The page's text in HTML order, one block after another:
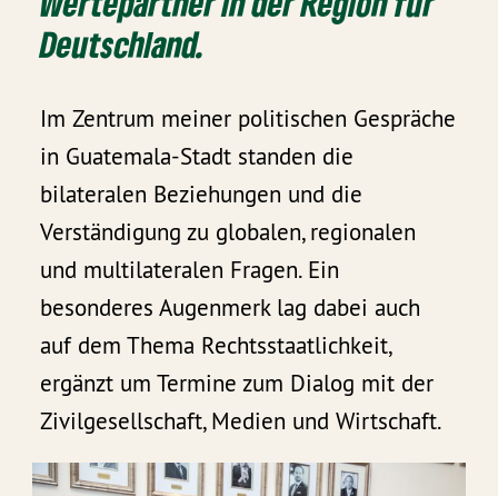
Deutschland.
Im Zentrum meiner politischen Gespräche
in Guatemala-Stadt standen die
bilateralen Beziehungen und die
Verständigung zu globalen, regionalen
und multilateralen Fragen. Ein
besonderes Augenmerk lag dabei auch
auf dem Thema Rechtsstaatlichkeit,
ergänzt um Termine zum Dialog mit der
Zivilgesellschaft, Medien und Wirtschaft.